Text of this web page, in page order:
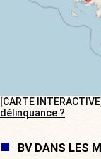
[CARTE
délinquance ?
BV DANS LES